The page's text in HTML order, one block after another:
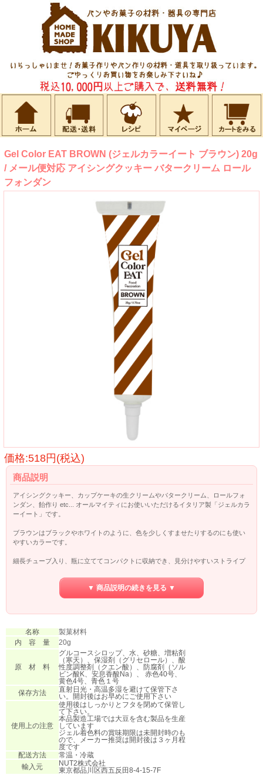
Gel Color EAT BROWN (ジェルカラーイート ブラウン) 20g
/ メール便対応 アイシングクッキー バタークリーム ロール
フォンダン
価格:518円(税込)
商品説明
アイシングクッキー、カップケーキの生クリームやバタークリーム、ロールフォ
ンダン、飴作り etc... オールマイティにお使いいただけるイタリア製「ジェルカラ
ーイート」です。
ブラウンはブラックやホワイトのように、色を少しくすませたりするのにも使い
やすいカラーです。
細長チューブ入り、瓶に立ててコンパクトに収納でき、見分けやすいストライプ
ジェルカラーイートなら、筆にとって直接塗ることもできちゃいます！
発色良いジェルがチューブからすぐに絞り出せるということは、複数混ぜて希望
の色を作り出すにも便利。
ボトル容器は楊枝を食品に出し入れしましたが、チューブなら最小限の接触で済
む（腐敗原因の空気や異物混入など）ので...衛生的かつスピーディな作業ができ
▼ 商品説明の続きを見る ▼
名称
製菓材料
内 容 量
20g
原 材 料
グルコースシロップ、水、砂糖、増粘剤
（寒天）、保湿剤（グリセロール）、酸
性度調整剤（クエン酸）、防腐剤（ソル
ビン酸K、安息香酸Na）、 赤色40号、
黄色4号、青色１号
保存方法
直射日光・高温多湿を避けて保管下さ
い。開封後はお早めにご使用下さい
使用上の注意
使用後はしっかりとフタを閉めて保管し
て下さい。
本品製造工場では大豆を含む製品を生産
しています
ジェル着色料の賞味期限は未開封時のも
ので、メーカー推奨は開封後は３ヶ月程
度です
配送方法
常温・冷蔵
輸入元
NUT2株式会社
東京都品川区西五反田8-4-15-7F